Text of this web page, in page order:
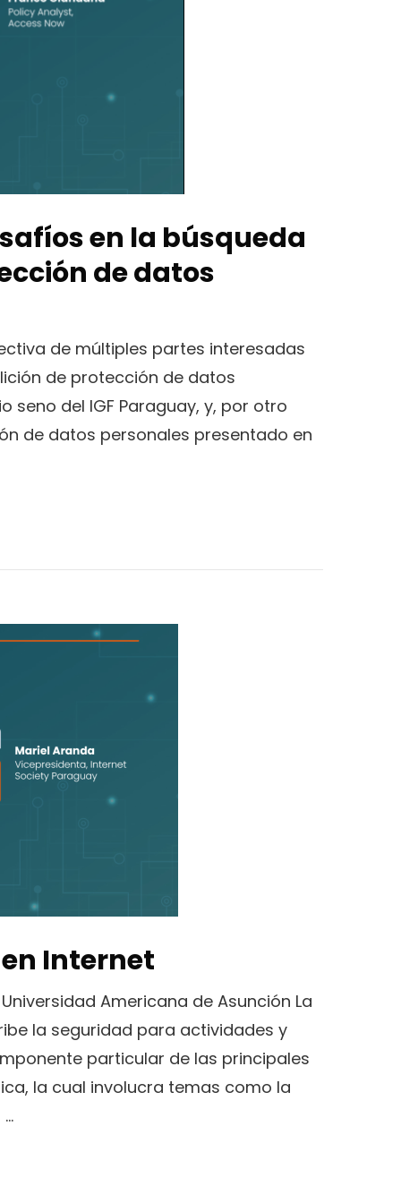
en la búsqueda
de datos
de múltiples partes interesadas
de protección de datos
seno del IGF Paraguay, y, por otro
de datos personales presentado en
Internet
Americana de Asunción La
la seguridad para actividades y
particular de las principales
la cual involucra temas como la